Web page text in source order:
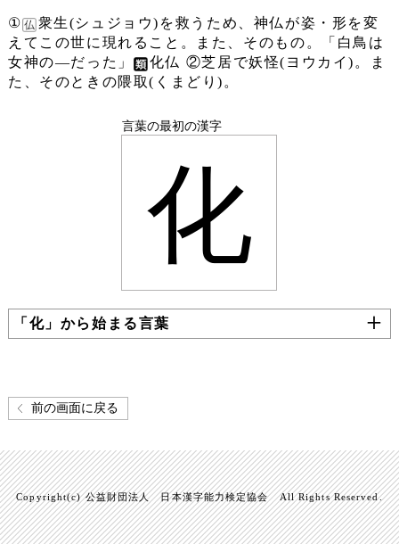
①
衆生(シュジョウ)を救うため、神仏が姿・形を変
えてこの世に現れること。また、そのもの。「白鳥は
女神の―だった」
化仏 ②芝居で妖怪(ヨウカイ)。ま
た、そのときの隈取(くまどり)。
言葉の最初の漢字
化
「化」から始まる言葉
前の画面に戻る
Copyright(c) 公益財団法人 日本漢字能力検定協会 All Rights Reserved.